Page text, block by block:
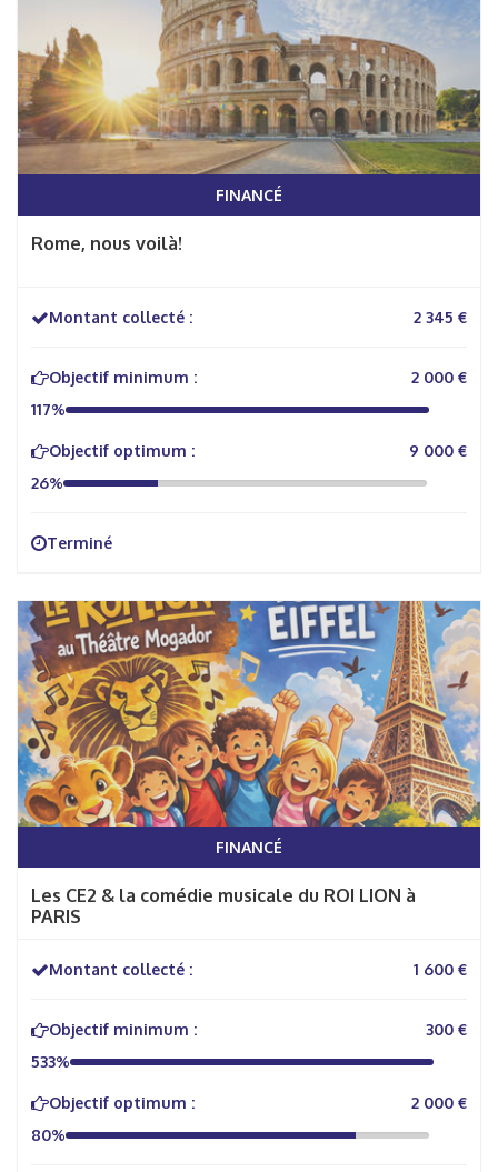
FINANCÉ
Rome, nous voilà!
Montant collecté : 2 345 €
Objectif minimum :
2 000 €
117%
Objectif optimum :
9 000 €
26%
Terminé
FINANCÉ
Les CE2 & la comédie musicale du ROI LION à
PARIS
Montant collecté : 1 600 €
Objectif minimum :
300 €
533%
Objectif optimum :
2 000 €
80%